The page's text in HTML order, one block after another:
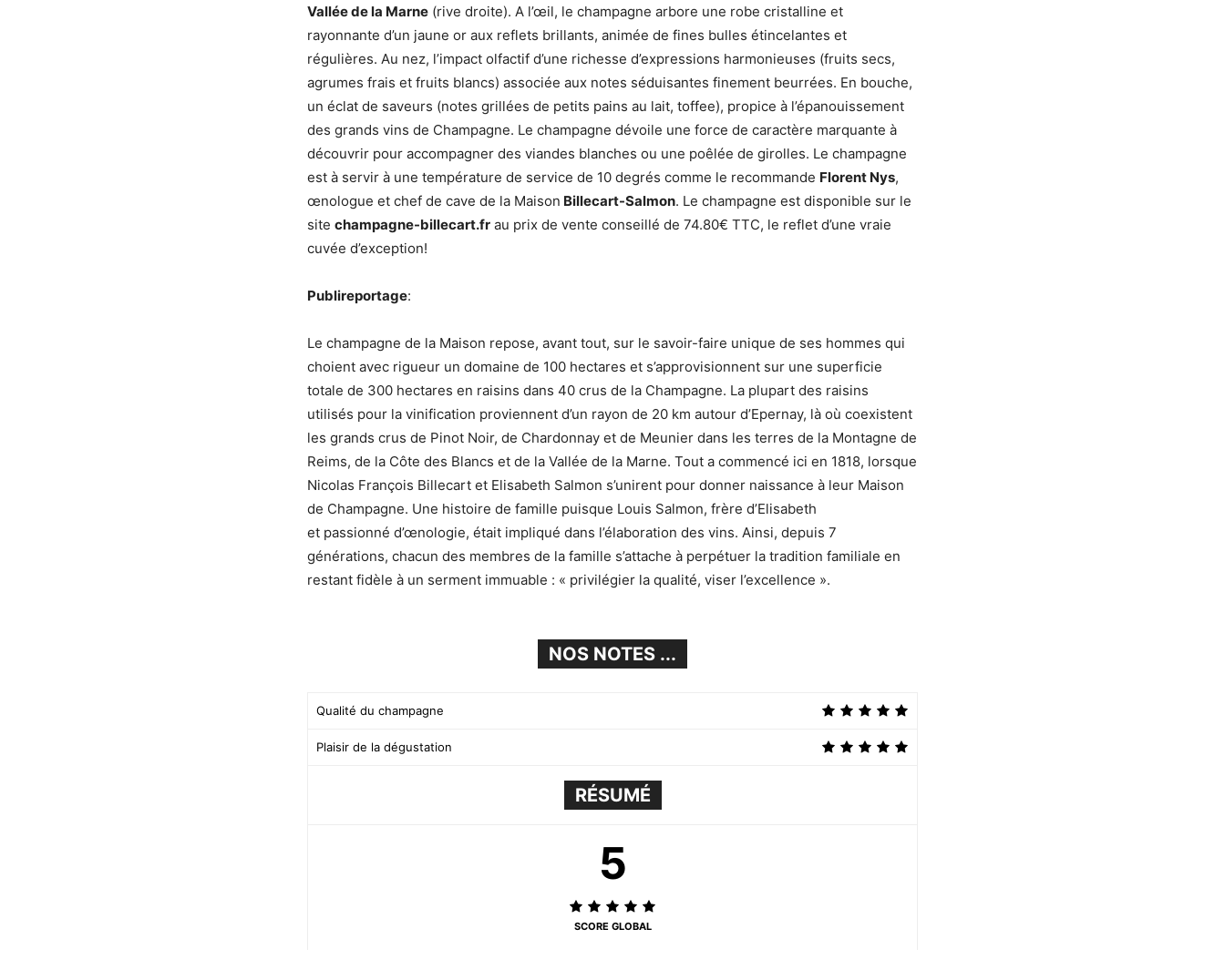
Vallée de la Marne (rive droite). A l’œil, le champagne arbore une robe cristalline et
rayonnante d’un jaune or aux reflets brillants, animée de fines bulles étincelantes et
régulières. Au nez, l’impact olfactif d’une richesse d’expressions harmonieuses (fruits secs,
agrumes frais et fruits blancs) associée aux notes séduisantes finement beurrées. En bouche,
un éclat de saveurs (notes grillées de petits pains au lait, toffee), propice à l’épanouissement
des grands vins de Champagne. Le champagne dévoile une force de caractère marquante à
découvrir pour accompagner des viandes blanches ou une poêlée de girolles. Le champagne
est à servir à une température de service de 10 degrés comme le recommande Florent Nys,
œnologue et chef de cave de la Maison Billecart-Salmon. Le champagne est disponible sur le
site champagne-billecart.fr au prix de vente conseillé de 74.80€ TTC, le reflet d’une vraie
cuvée d’exception!
Publireportage:
Le champagne de la Maison repose, avant tout, sur le savoir-faire unique de ses hommes qui
choient avec rigueur un domaine de 100 hectares et s’approvisionnent sur une superficie
totale de 300 hectares en raisins dans 40 crus de la Champagne. La plupart des raisins
utilisés pour la vinification proviennent d’un rayon de 20 km autour d’Epernay, là où coexistent
les grands crus de Pinot Noir, de Chardonnay et de Meunier dans les terres de la Montagne de
Reims, de la Côte des Blancs et de la Vallée de la Marne. Tout a commencé ici en 1818, lorsque
Nicolas François Billecart et Elisabeth Salmon s’unirent pour donner naissance à leur Maison
de Champagne. Une histoire de famille puisque Louis Salmon, frère d’Elisabeth
et passionné d’œnologie, était impliqué dans l’élaboration des vins. Ainsi, depuis 7
générations, chacun des membres de la famille s’attache à perpétuer la tradition familiale en
restant fidèle à un serment immuable : « privilégier la qualité, viser l’excellence ».
NOS NOTES ...
Qualité du champagne
Plaisir de la dégustation
RÉSUMÉ
5
SCORE GLOBAL